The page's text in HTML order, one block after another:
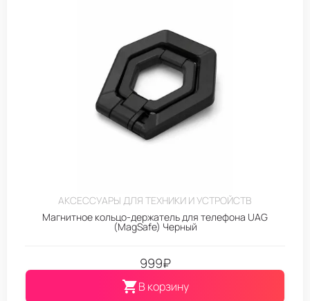
АКСЕССУАРЫ ДЛЯ ТЕХНИКИ И УСТРОЙСТВ
Магнитное кольцо-держатель для телефона UAG
(MagSafe) Черный
999₽
В корзину